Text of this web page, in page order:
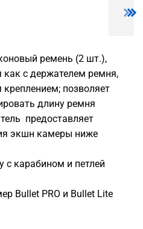
ремень (2 шт.),
как с держателем ремня,
позволяет
длину ремня
предоставляет
экшн камеры ниже
карабином и петлей
Bullet PRO и Bullet Lite